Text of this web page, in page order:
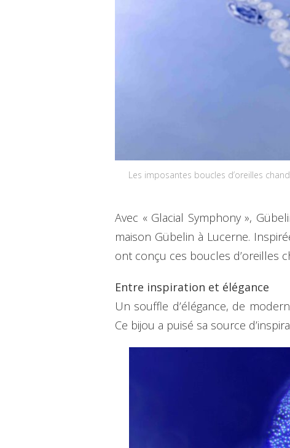
Les imposantes boucles d’oreilles
Avec « Glacial Symphony »,
maison Gübelin à Lucerne.
ont conçu ces boucles d’oreilles
Entre inspiration et élégance
Un souffle d’élégance, de
Ce bijou a puisé sa source